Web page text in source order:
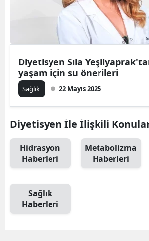
Diyetisyen Sıla
yaşam için su önerileri
Sağlık 22 Mayıs 2025
Diyetisyen İle İlişkili
Hidrasyon
Haberleri
Metabolizma
Haberleri
Sağlık
Haberleri